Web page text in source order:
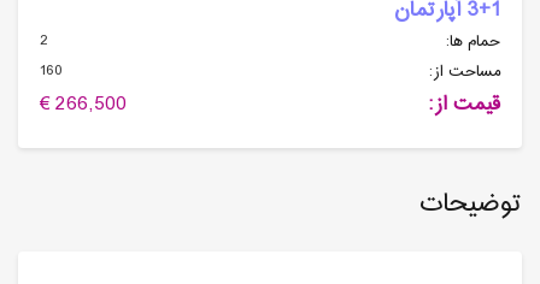
3+1 آپارتمان
حمام ها:
2
مساحت از:
160
قیمت از: 266,500 €
توضیحات